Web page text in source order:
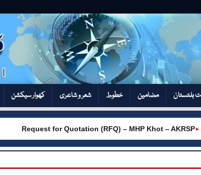
بلتستان مضامین خطوط شعر و شاعری کھوار سیکشن‎
►
Request for Quotation (RFQ) – MHP Khot – AKRSP